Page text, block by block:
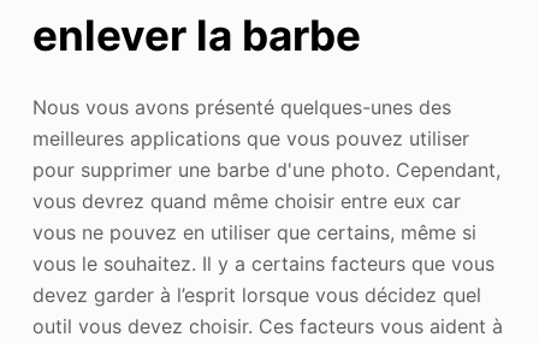
enlever la barbe
Nous vous avons présenté quelques-unes des
meilleures applications que vous pouvez utiliser
pour supprimer une barbe d'une photo. Cependant,
vous devrez quand même choisir entre eux car
vous ne pouvez en utiliser que certains, même si
vous le souhaitez. Il y a certains facteurs que vous
devez garder à l’esprit lorsque vous décidez quel
outil vous devez choisir. Ces facteurs vous aident à